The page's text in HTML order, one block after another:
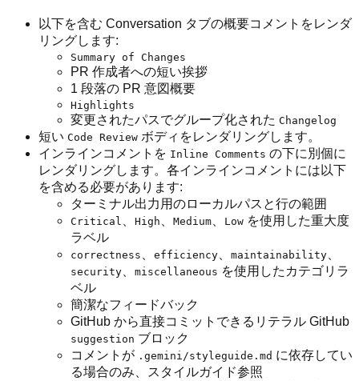
以下を含む Conversation タブの概要コメントをレンダ
リングします:
Summary of Changes
PR 作成者への短い挨拶
1 段落の PR 意図概要
Highlights
変更されたパスでグループ化された Changelog
短い Code Review ボディをレンダリングします。
インラインコメントを Inline Comments の下に別個に
レンダリングします。各インラインコメントには以下
を含める必要があります:
ターミナル出力用のローカルパスと行の範囲
Critical High Medium Low を使用した重大度
ラベル
correctness efficiency maintainability
security miscellaneous を使用したカテゴリラ
ベル
簡潔なフィードバック
GitHub から直接コミットできるリテラル GitHub
suggestion ブロック
コメントが .gemini/styleguide.md に依存してい
る場合のみ、スタイルガイド参照